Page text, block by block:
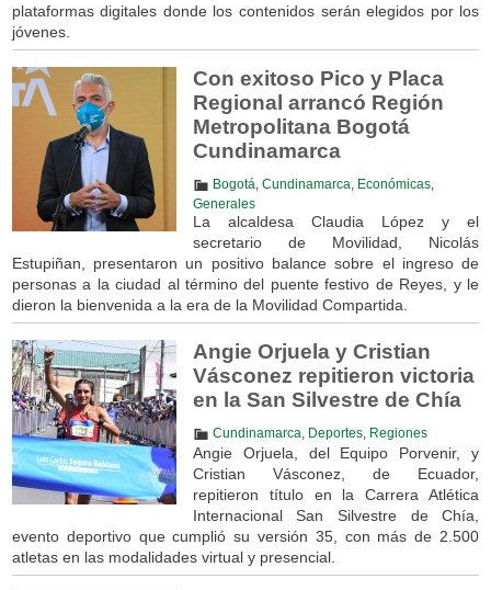
plataformas digitales donde los contenidos serán elegidos por los
jóvenes.
Con exitoso Pico y Placa
Regional arrancó Región
Metropolitana Bogotá
Cundinamarca
Bogotá Cundinamarca Económicas,
Generales
La alcaldesa Claudia López y el
secretario de Movilidad, Nicolás
Estupiñan, presentaron un positivo balance sobre el ingreso de
personas a la ciudad al término del puente festivo de Reyes, y le
dieron la bienvenida a la era de la Movilidad Compartida.
Angie Orjuela y Cristian
Vásconez repitieron victoria
en la San Silvestre de Chía
Cundinamarca Deportes, Regiones
Angie Orjuela, del Equipo Porvenir, y
Cristian Vásconez, de Ecuador,
repitieron título en la Carrera Atlética
Internacional San Silvestre de Chía,
evento deportivo que cumplió su versión 35, con más de 2.500
atletas en las modalidades virtual y presencial.